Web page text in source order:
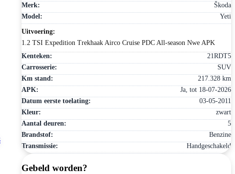
Merk:
Škoda
Model:
Yeti
Uitvoering:
1.2 TSI Expedition Trekhaak Airco Cruise PDC All-season Nwe APK
Kenteken:
21RDT5
Carrosserie:
SUV
Km stand:
217.328 km
APK:
Ja, tot 18-07-2026
Datum eerste toelating:
03-05-2011
Kleur:
zwart
Aantal deuren:
5
Brandstof:
Benzine
Transmissie:
Handgeschakeld
Gebeld worden?